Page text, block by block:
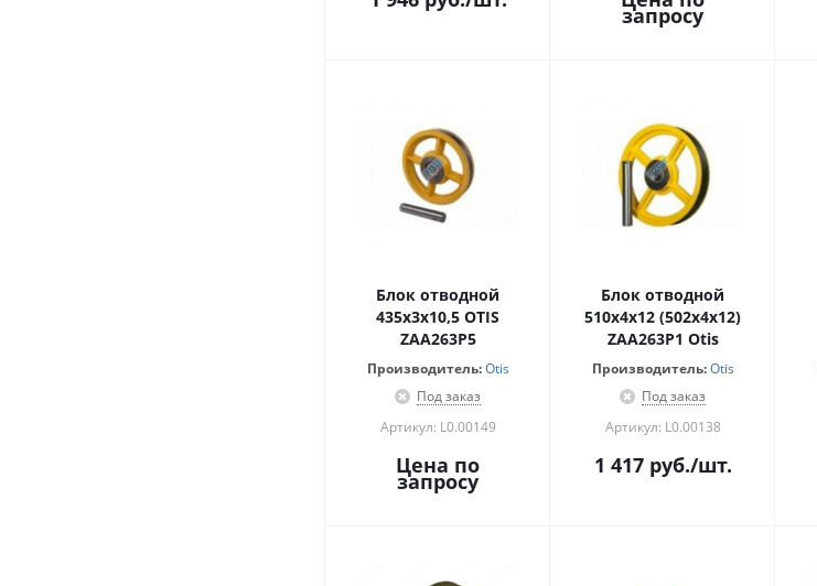
запросу
Блок отводной
435х3х10,5 OTIS
ZAA263P5
Производитель: Otis
Под заказ
Артикул: L0.00149
Цена по
запросу
Блок отводной
510х4х12 (502х4х12)
ZAA263P1 Otis
Производитель: Otis
Под заказ
Артикул: L0.00138
1 417руб./шт.